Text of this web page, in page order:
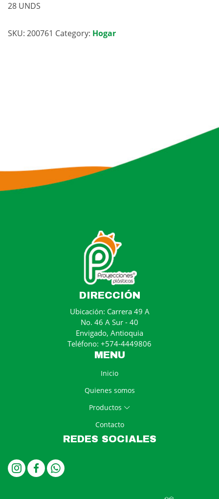
28 UNDS
SKU:200761 Category: Hogar
DIRECCIÓN
Ubicación: Carrera 49 A
No. 46 A Sur - 40
Envigado, Antioquia
Teléfono: +574-4449806
MENU
Inicio
Quienes somos
Productos
Contacto
REDES SOCIALES